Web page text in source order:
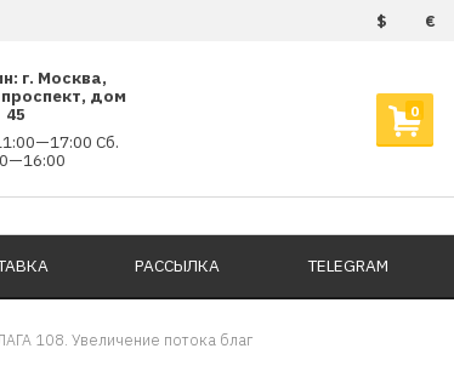
$ €
г. Москва,
дом
45
Сб.
0
РАССЫЛКА TELEGRAM
108. Увеличение потока благ